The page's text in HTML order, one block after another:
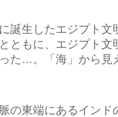
誕生したエジプト文
ともに、エジプト文
た…。「海」から見
の東端にあるインド